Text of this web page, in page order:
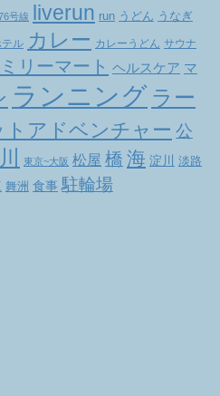
号線 liverun run うどん うなぎ
テル カレー カレーうどん サウナ
リーマート ヘルスケア マ
ランニング ラー
トアドベンチャー 公
川 東京~大阪 松屋 橋 海 淀川
淡路
舞洲 食事 駐輪場